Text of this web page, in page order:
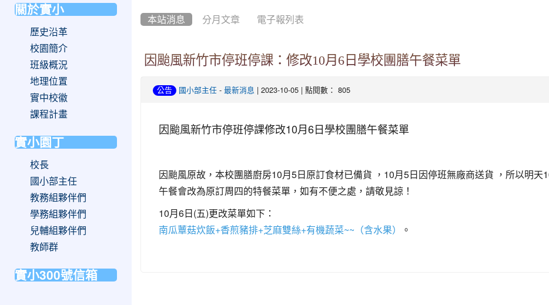
本站消息 分月文章 電子報列表
因颱風新竹市停班停課：修改10月6日學校團膳午餐菜單
公告 國小部主任 - 最新消息 | 2023-10-05 | 點閱數： 805
因颱風新竹市停班停課修改10月6日學校團膳午餐菜單
因颱風原故，本校團膳廚房10月5日原訂食材已備貨 ，10月5日因停班無廠商送貨 ，所以明天
午餐會改為原訂周四的特餐菜單，如有不便之處，請敬見諒！
10月6日(五)更改菜單如下：
南瓜蕈菇炊飯+香煎豬排+芝麻雙絲+有機蔬菜~~（含水果）
。
關於實小
歷史沿革
校園簡介
班級概況
地理位置
實中校徽
課程計畫
實小園丁
校長
國小部主任
教務組夥伴們
學務組夥伴們
兒輔組夥伴們
教師群
實小300號信箱